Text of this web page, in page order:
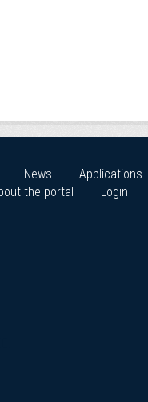
News Applications
the portal Login